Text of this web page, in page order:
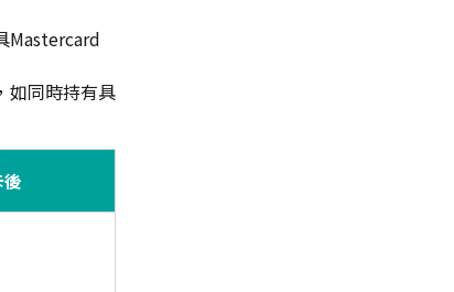
Mastercard
如同時持有具